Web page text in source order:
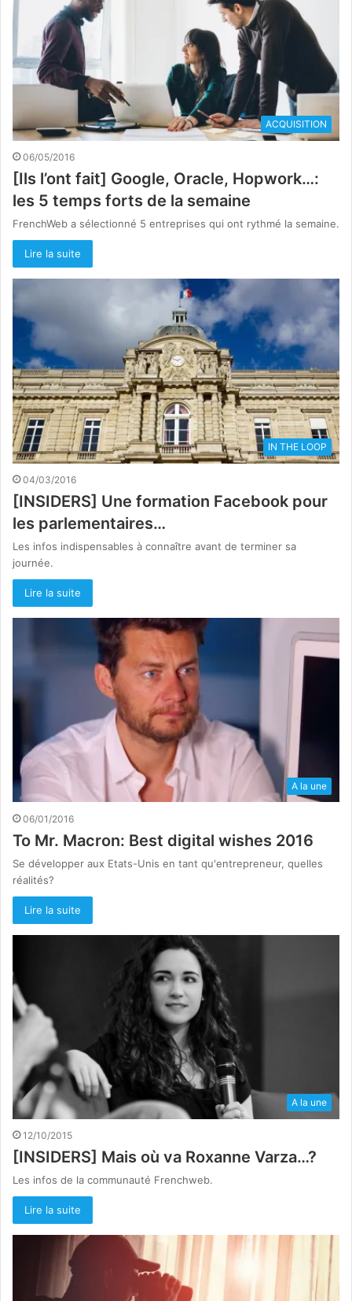
ACQUISITION
06/05/2016
[Ils l’ont fait] Google, Oracle, Hopwork…:
les 5 temps forts de la semaine
FrenchWeb a sélectionné 5 entreprises qui ont rythmé la semaine.
Lire la suite
IN THE LOOP
04/03/2016
[INSIDERS] Une formation Facebook pour
les parlementaires…
Les infos indispensables à connaître avant de terminer sa
journée.
Lire la suite
A la une
06/01/2016
To Mr. Macron: Best digital wishes 2016
Se développer aux Etats-Unis en tant qu'entrepreneur, quelles
réalités?
Lire la suite
A la une
12/10/2015
[INSIDERS] Mais où va Roxanne Varza…?
Les infos de la communauté Frenchweb.
Lire la suite